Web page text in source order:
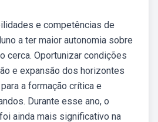
e competências de
a ter maior autonomia sobre
cerca. Oportunizar condições
e expansão dos horizontes
a formação crítica e
Durante esse ano, o
ainda mais significativo na